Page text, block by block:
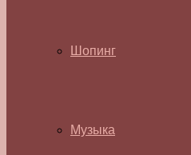
Шопинг
Музыка